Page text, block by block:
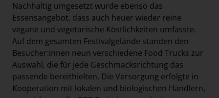
Nachhaltig umgesetzt wurde ebenso das
Essensangebot, dass auch heuer wieder reine
vegane und vegetarische Köstlichkeiten umfasste.
Auf dem gesamten Festivalgelände standen den
Besucher:innen neun verschiedene Food Trucks zur
Auswahl, die für jede Geschmacksrichtung das
passende bereithielten. Die Versorgung erfolgte in
Kooperation mit lokalen und biologischen Händlern,